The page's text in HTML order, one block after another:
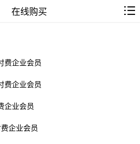
在线购买
费企业会员
费企业会员
企业会员
企业会员